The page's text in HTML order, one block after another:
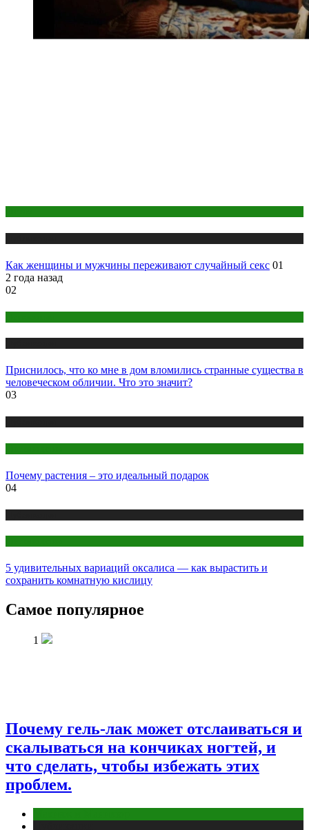
Как женщины и мужчины переживают случайный секс 01
2 года назад
02
Приснилось, что ко мне в дом вломились странные существа в
человеческом обличии. Что это значит?
03
Почему растения – это идеальный подарок
04
5 удивительных вариаций оксалиса — как вырастить и
сохранить комнатную кислицу
Самое популярное
1
Почему гель-лак может отслаиваться и
скалываться на кончиках ногтей, и
что сделать, чтобы избежать этих
проблем.